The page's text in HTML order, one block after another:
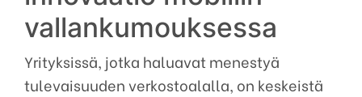
vallankumouksessa
Yrityksissä, jotka haluavat menestyä
tulevaisuuden verkostoalalla, on keskeistä